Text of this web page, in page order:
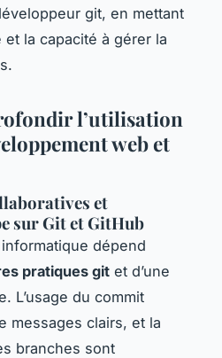
git, en mettant
la capacité à gérer la
l’utilisation
web et
et
sur Git et GitHub
dépend
pratiques git et d’une
L’usage du commit
messages clairs, et la
branches sont